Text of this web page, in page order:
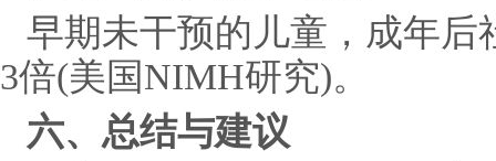
早期未干预的儿童，成年
3倍(美国NIMH研究)。
六、总结与建议